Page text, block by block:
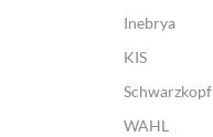
Inebrya
KIS
Schwarzkopf
WAHL